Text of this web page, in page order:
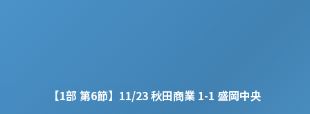
【1部 第6節】11/23 秋田商業 1-1 盛岡中央